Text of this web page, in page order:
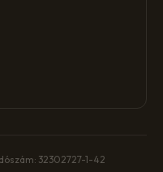
32302727-1-42